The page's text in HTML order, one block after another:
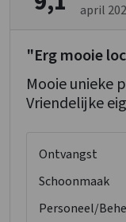
april
"Erg mooie
Mooie unieke
Vriendelijke
Ontvangst
Schoonmaak
Personeel/